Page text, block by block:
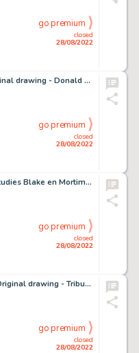
closed
28/08/2022
go premium
De Jonge, Mark - Original drawing - Donald Duck Nr.10 - Goofy's Portrait - (1979)
closed
28/08/2022
go premium
Berserik - Originele studies Blake en Mortimer in potlood en Oostindische inkt - (2018)
closed
28/08/2022
go premium
Candita, Giuseppe - Original drawing - Tribute to SpaceGirl - (2022)
closed
28/08/2022
go premium